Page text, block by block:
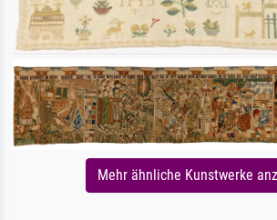
Mehr ähnliche Kunstwerke